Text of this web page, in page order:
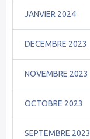
JANVIER 2024
DECEMBRE 2023
NOVEMBRE 2023
OCTOBRE 2023
SEPTEMBRE 2023